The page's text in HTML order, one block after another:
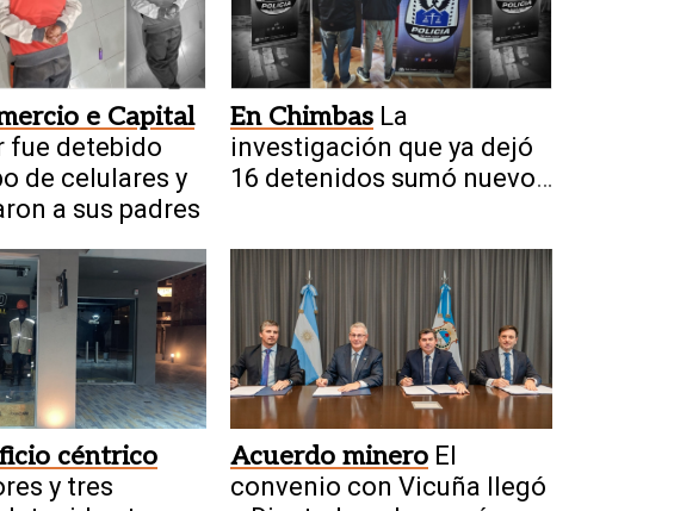
e Capital
fue detebido
de celulares y
a sus padres
En Chimbas La
investigación que ya dejó
16 detenidos sumó nuevos
céntrico
y tres
Acuerdo minero El
convenio con Vicuña llegó